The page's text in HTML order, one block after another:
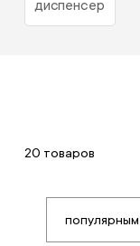
диспенсер
20 товаров
популярным